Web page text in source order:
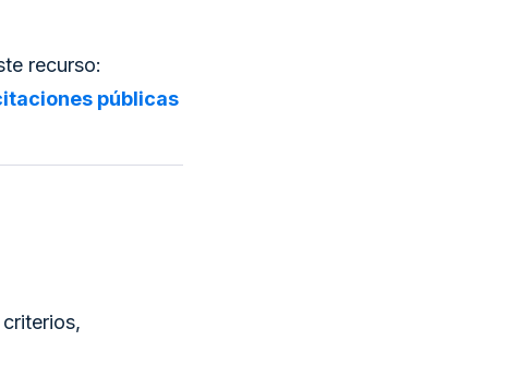
recurso:
públicas